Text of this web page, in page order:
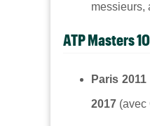
messieurs,
ATP Masters
Paris 2011
2017 (avec